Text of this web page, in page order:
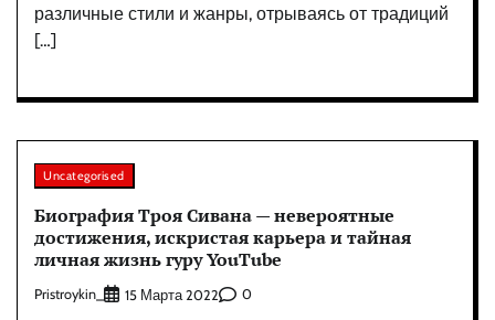
различные стили и жанры, отрываясь от традиций
[…]
Uncategorised
Биография Троя Сивана — невероятные
достижения, искристая карьера и тайная
личная жизнь гуру YouTube
Pristroykin_ 15 Марта 2022 0